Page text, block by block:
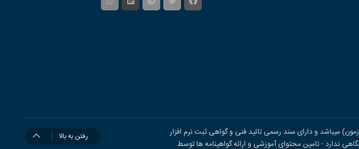
میباشد و دارای سند رسمی تائید فنی و گواهی ثبت نرم افزار
ندارد - تامین محتوای آموزشی و ارائه گواهینامه ها توسط
رفتن به بالا